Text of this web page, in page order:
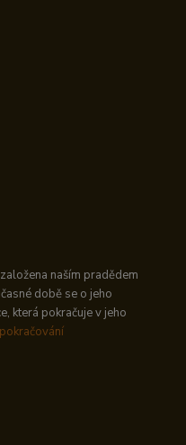
naším pradědem
době se o jeho
která pokračuje v jeho